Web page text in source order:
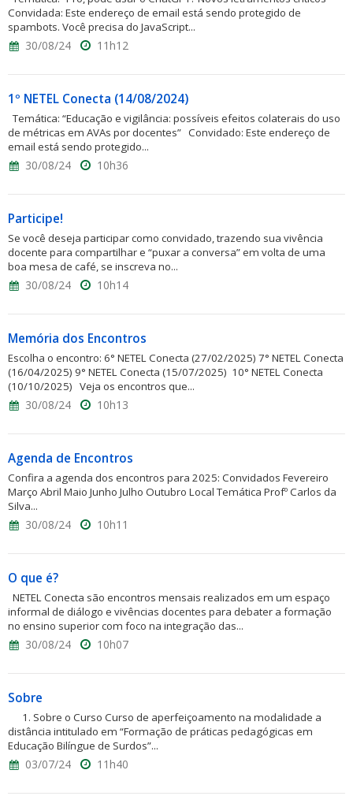
Convidada: Este endereço de email está sendo protegido de
spambots. Você precisa do JavaScript...
30/08/24 11h12
1º NETEL Conecta (14/08/2024)
Temática: “Educação e vigilância: possíveis efeitos colaterais do uso
de métricas em AVAs por docentes” Convidado: Este endereço de
email está sendo protegido...
30/08/24 10h36
Participe!
Se você deseja participar como convidado, trazendo sua vivência
docente para compartilhar e “puxar a conversa” em volta de uma
boa mesa de café, se inscreva no...
30/08/24 10h14
Memória dos Encontros
Escolha o encontro: 6° NETEL Conecta (27/02/2025) 7° NETEL Conecta
(16/04/2025) 9° NETEL Conecta (15/07/2025) 10° NETEL Conecta
(10/10/2025) Veja os encontros que...
30/08/24 10h13
Agenda de Encontros
Confira a agenda dos encontros para 2025: Convidados Fevereiro
Março Abril Maio Junho Julho Outubro Local Temática Profº Carlos da
Silva...
30/08/24 10h11
O que é?
NETEL Conecta são encontros mensais realizados em um espaço
informal de diálogo e vivências docentes para debater a formação
no ensino superior com foco na integração das...
30/08/24 10h07
Sobre
1. Sobre o Curso Curso de aperfeiçoamento na modalidade a
distância intitulado em “Formação de práticas pedagógicas em
Educação Bilíngue de Surdos”...
03/07/24 11h40